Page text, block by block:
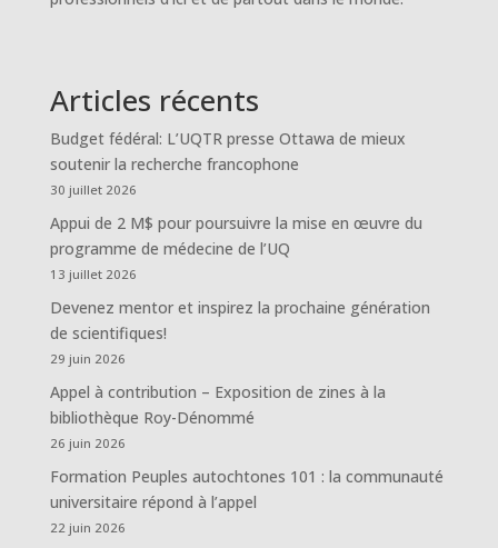
Articles récents
Budget fédéral: L’UQTR presse Ottawa de mieux
soutenir la recherche francophone
30 juillet 2026
Appui de 2 M$ pour poursuivre la mise en œuvre du
programme de médecine de l’UQ
13 juillet 2026
Devenez mentor et inspirez la prochaine génération
de scientifiques!
29 juin 2026
Appel à contribution – Exposition de zines à la
bibliothèque Roy-Dénommé
26 juin 2026
Formation Peuples autochtones 101 : la communauté
universitaire répond à l’appel
22 juin 2026